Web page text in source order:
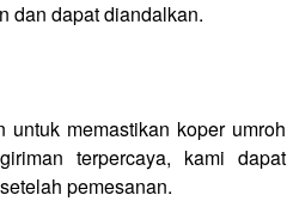
dan dapat diandalkan.
memastikan koper umroh
terpercaya, kami dapat
pemesanan.